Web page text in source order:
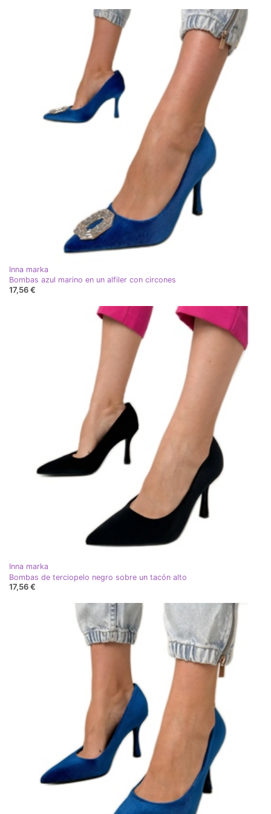
Inna marka
Bombas azul marino en un alfiler con circones
17,56 €
Inna marka
Bombas de terciopelo negro sobre un tacón alto
17,56 €